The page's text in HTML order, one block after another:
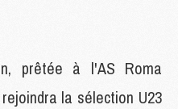
prêtée à l'AS Roma
la sélection U23